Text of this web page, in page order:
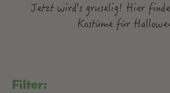
Jetzt wird's gruselig! Hier
Kostüme für
Filter: